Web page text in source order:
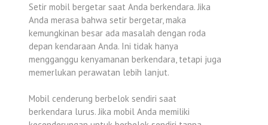
Setir mobil bergetar saat Anda berkendara. Jika
Anda merasa bahwa setir bergetar, maka
kemungkinan besar ada masalah dengan roda
depan kendaraan Anda. Ini tidak hanya
mengganggu kenyamanan berkendara, tetapi juga
memerlukan perawatan lebih lanjut.
Mobil cenderung berbelok sendiri saat
berkendara lurus. Jika mobil Anda memiliki